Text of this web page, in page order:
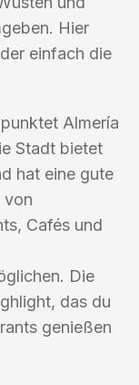
Hier
einfach die
Almería
Stadt bietet
hat eine gute
von
Cafés und
Die
das du
genießen